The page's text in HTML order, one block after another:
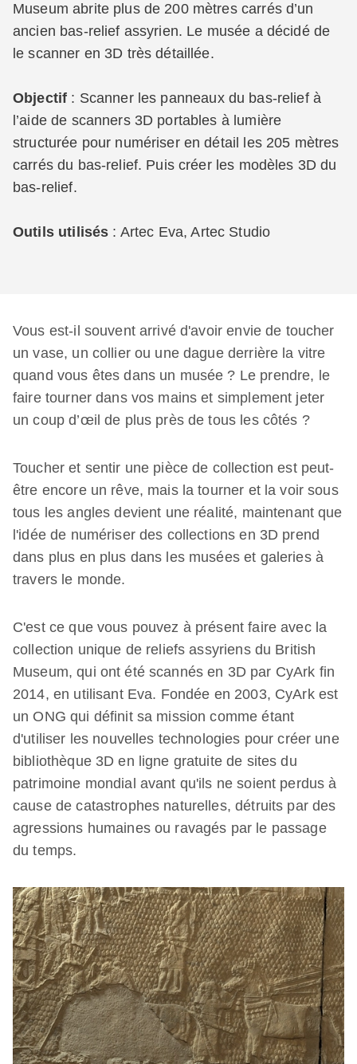
Museum abrite plus de 200 mètres carrés d’un
ancien bas-relief assyrien. Le musée a décidé de
le scanner en 3D très détaillée.
Objectif : Scanner les panneaux du bas-relief à
l’aide de scanners 3D portables à lumière
structurée pour numériser en détail les 205 mètres
carrés du bas-relief. Puis créer les modèles 3D du
bas-relief.
Outils utilisés : Artec Eva, Artec Studio
Vous est-il souvent arrivé d'avoir envie de toucher
un vase, un collier ou une dague derrière la vitre
quand vous êtes dans un musée ? Le prendre, le
faire tourner dans vos mains et simplement jeter
un coup d’œil de plus près de tous les côtés ?
Toucher et sentir une pièce de collection est peut-
être encore un rêve, mais la tourner et la voir sous
tous les angles devient une réalité, maintenant que
l'idée de numériser des collections en 3D prend
dans plus en plus dans les musées et galeries à
travers le monde.
C'est ce que vous pouvez à présent faire avec la
collection unique de reliefs assyriens du British
Museum, qui ont été scannés en 3D par CyArk fin
2014, en utilisant Eva. Fondée en 2003, CyArk est
un ONG qui définit sa mission comme étant
d'utiliser les nouvelles technologies pour créer une
bibliothèque 3D en ligne gratuite de sites du
patrimoine mondial avant qu'ils ne soient perdus à
cause de catastrophes naturelles, détruits par des
agressions humaines ou ravagés par le passage
du temps.